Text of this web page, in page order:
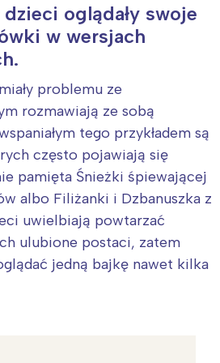
oglądały swoje
w wersjach
problemu ze
rozmawiają ze sobą
tego przykładem są
często pojawiają się
pamięta Śnieżki śpiewającej
albo Filiżanki i Dzbanuszka z
uwielbiają powtarzać
ulubione postaci, zatem
jedną bajkę nawet kilka